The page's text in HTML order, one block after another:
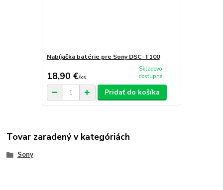
Nabíjačka batérie pre Sony DSC-T100
18,90 €/ks
Skladovo
dostupné
Pridať do košíka
Tovar zaradený v kategóriách
Sony